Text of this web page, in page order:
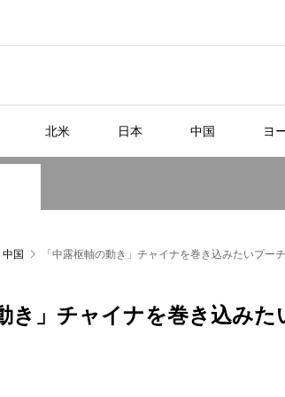
北米 日本 中国 ヨ
中国 「中露枢軸の動き」チャイナを巻き込みたいプー
き」チャイナを巻き込み